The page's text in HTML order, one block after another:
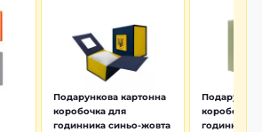
Подарункова картонна
коробочка для
годинника синьо-жовта
коробочка
годинника